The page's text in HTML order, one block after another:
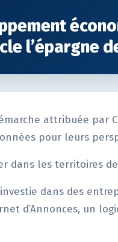
l’épargne
attribuée par
pour leurs
dans les territoires
dans des
d’Annonces, un